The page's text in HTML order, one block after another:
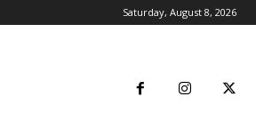
Saturday, August 8, 2026